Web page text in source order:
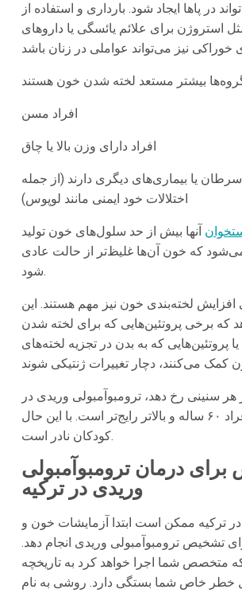
در پاها ایجاد شود. بارداری و استفاده از
استروژن برای علائم یائسگی یا داروهای
افراد مسن
افراد دارای وزن بالا یا چاق
یا بیماری‌های دیگری دارند (از جمله
اختلالات خود ایمنی مانند لوپوس)
آنها بیش از حد سلول‌های خون تولید
که خون آن‌ها غلیظ‌تر از حالت عادی
شود.
افزایش لخته‌بندی خون نیز مهم هستند. این
که برخی پروتئین‌هایی که برای لخته شدن
پروتئین‌هایی که به بدن در تجزیه لخته‌های
سنینی رخ دهد، ترومبوآمبولی وریدی در
افراد ۶۰ ساله و بالاتر رایج‌تر است. با این حال، VTE در
کودکان نادر است.
درمان ترومبوآمبولی
وریدی در ترکیه
ترکیه ممکن است ابتدا آزمایشات خون و
تشخیص ترومبوآمبولی وریدی انجام دهد.
متخصص شما اجرا خواهد کرد به تاریخچه
خطر خاص شما بستگی دارد. روشی به نام